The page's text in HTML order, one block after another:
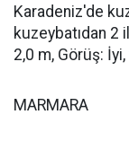
Karadeniz'de
kuzeybatıdan 2
2,0 m, Görüş: İyi,
MARMARA